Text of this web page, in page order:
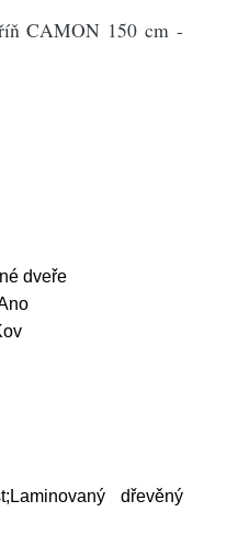
CAMON 150 cm -
dveře
dřevěný